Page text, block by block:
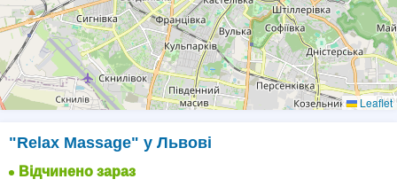
Leaflet
"Relax Massage" у Львові
Відчинено зараз